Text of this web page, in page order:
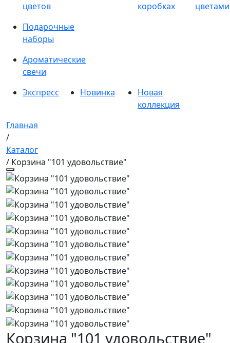
цветов
коробках
цветами
Подарочные
наборы
Ароматические
свечи
Экспресс
Новинка
Новая
коллекция
Главная
/
Каталог
/ Корзина "101 удовольствие"
Корзина "101 удовольствие"